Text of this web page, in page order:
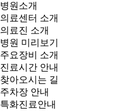
병원소개
의료센터 소개
의료진 소개
병원 미리보기
주요장비 소개
진료시간 안내
찾아오시는 길
주차장 안내
특화진료안내